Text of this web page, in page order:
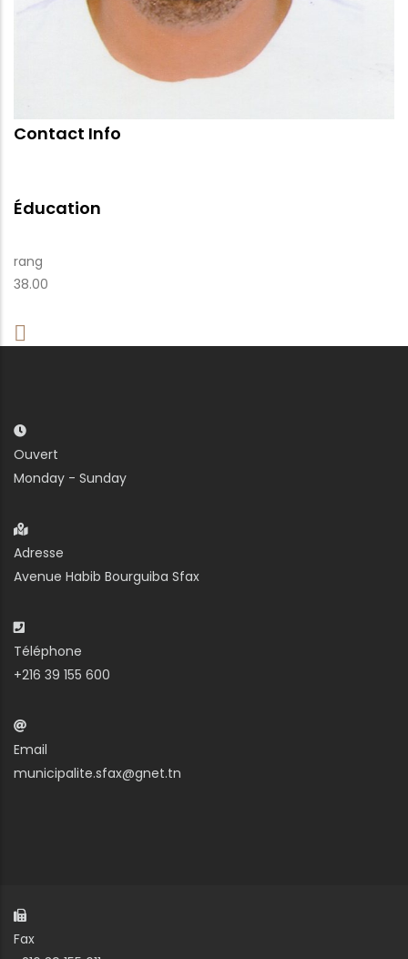
Contact Info
Éducation
rang
38.00
Ouvert
Monday - Sunday
Adresse
Avenue Habib Bourguiba Sfax
Téléphone
+216 39 155 600
Email
municipalite.sfax@gnet.tn
Fax